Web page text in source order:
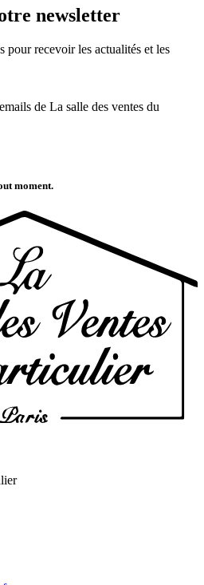
newsletter
pour recevoir les actualités et les
de La salle des ventes du
moment.